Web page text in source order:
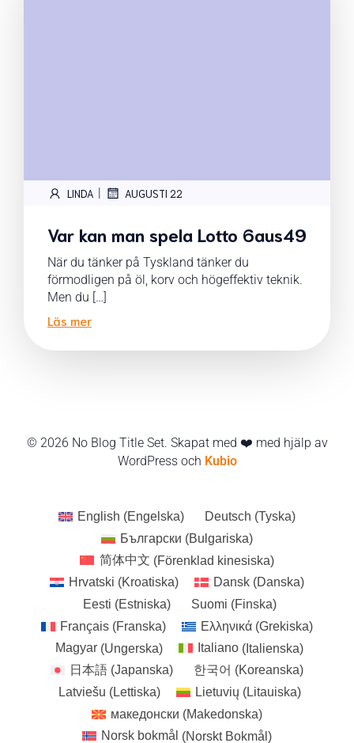
LINDA | AUGUSTI 22
Var kan man spela Lotto 6aus49
När du tänker på Tyskland tänker du
förmodligen på öl, korv och högeffektiv teknik.
Men du […]
Läs mer
© 2026 No Blog Title Set. Skapat med ❤️ med hjälp av
WordPress och Kubio
English (Engelska) Deutsch (Tyska)
Български (Bulgariska)
简体中文 (Förenklad kinesiska)
Hrvatski (Kroatiska) Dansk (Danska)
Eesti (Estniska) Suomi (Finska)
Français (Franska) Ελληνικά (Grekiska)
Magyar (Ungerska) Italiano (Italienska)
日本語 (Japanska) 한국어 (Koreanska)
Latviešu (Lettiska) Lietuvių (Litauiska)
македонски (Makedonska)
Norsk bokmål (Norskt Bokmål)